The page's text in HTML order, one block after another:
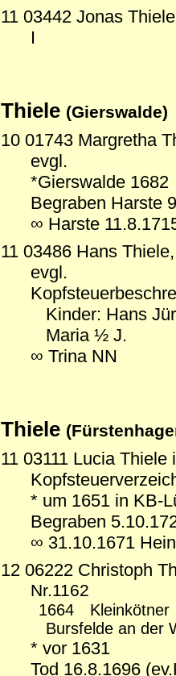
11 03442 Jonas
I
Thiele (Gierswalde)
10 01743 Margretha
evgl.
*Gierswalde 1682
Begraben Harste
∞ Harste
11 03486 Hans
evgl.
Kinder: Hans
Maria ½ J.
∞ Trina NN
Thiele
11 03111 Lucia
* um 1651 in KB-
Begraben
∞ 31.10.1671
12 06222 Christoph
Nr.1162
1664
Bursfelde an der
* vor 1631
Tod 16.8.1696